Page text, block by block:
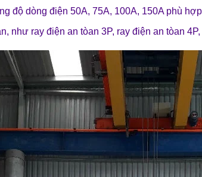
độ dòng điện 50A, 75A, 100A, 150A phù
như ray điện an tòan 3P, ray điện an tòan 4P,